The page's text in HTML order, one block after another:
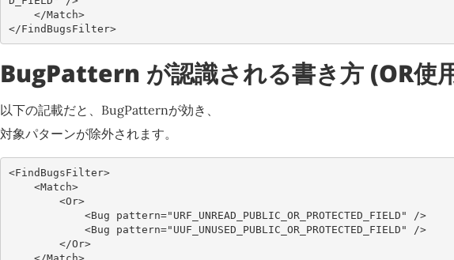
</Match>
</FindBugsFilter>
BugPattern が認識される書き方 (OR使
以下の記載だと、BugPatternが効き、
対象パターンが除外されます。
<FindBugsFilter>
<Match>
<Or>
<Bug
pattern="URF_UNREAD_PUBLIC_OR_PROTECTED_FIELD"
/>
<Bug
pattern="UUF_UNUSED_PUBLIC_OR_PROTECTED_FIELD"
/>
</Or>
</Match>